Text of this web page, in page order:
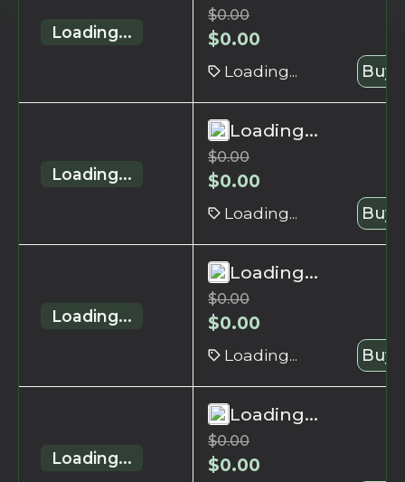
Loading...
$0.00
$0.00
Loading... Buy
Loading...
Loading...
$0.00
$0.00
Loading... Buy
Loading...
Loading...
$0.00
$0.00
Loading... Buy
Loading...
Loading...
$0.00
$0.00